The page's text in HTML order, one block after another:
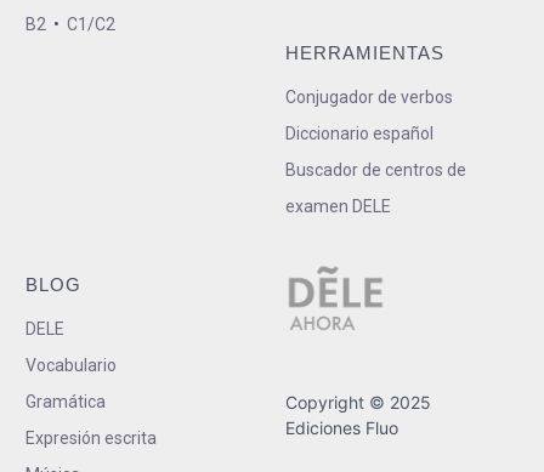
B2 • C1/C2
HERRAMIENTAS
Conjugador de verbos
Diccionario español
Buscador de centros de
examen DELE
BLOG
DELE
Vocabulario
Gramática
Expresión escrita
Copyright © 2025
Ediciones Fluo